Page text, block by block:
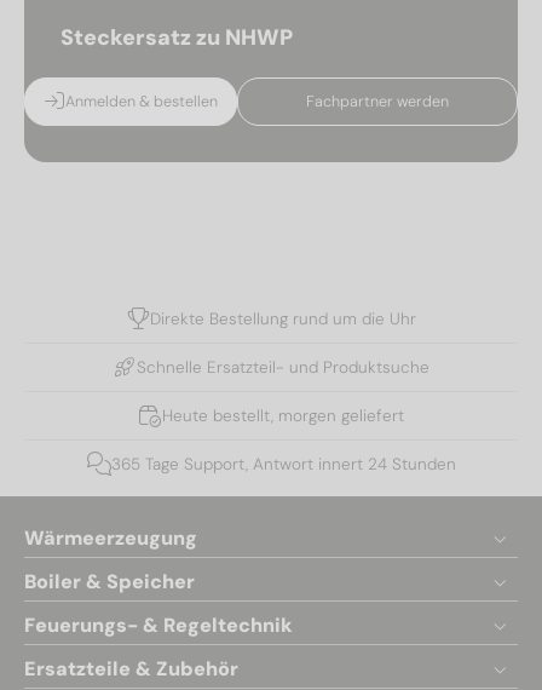
Steckersatz zu NHWP
Anmelden & bestellen Fachpartner werden
Direkte Bestellung rund um die Uhr
Schnelle Ersatzteil- und Produktsuche
Heute bestellt, morgen geliefert
365 Tage Support, Antwort innert 24 Stunden
Wärmeerzeugung
Boiler & Speicher
Feuerungs- & Regeltechnik
Ersatzteile & Zubehör